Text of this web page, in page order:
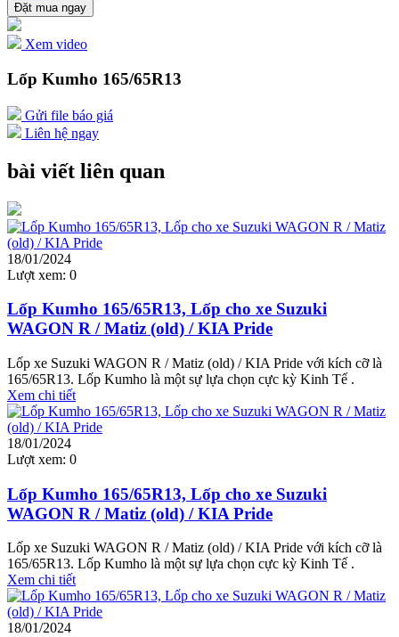
Đặt mua ngay
Xem video
Lốp Kumho 165/65R13
Gửi file báo giá
Liên hệ ngay
bài viết liên quan
18/01/2024
Lượt xem: 0
Lốp Kumho 165/65R13, Lốp cho xe Suzuki
WAGON R / Matiz (old) / KIA Pride
Lốp xe Suzuki WAGON R / Matiz (old) / KIA Pride với kích cỡ là
165/65R13. Lốp Kumho là một sự lựa chọn cực kỳ Kinh Tế .
Xem chi tiết
18/01/2024
Lượt xem: 0
Lốp Kumho 165/65R13, Lốp cho xe Suzuki
WAGON R / Matiz (old) / KIA Pride
Lốp xe Suzuki WAGON R / Matiz (old) / KIA Pride với kích cỡ là
165/65R13. Lốp Kumho là một sự lựa chọn cực kỳ Kinh Tế .
Xem chi tiết
18/01/2024